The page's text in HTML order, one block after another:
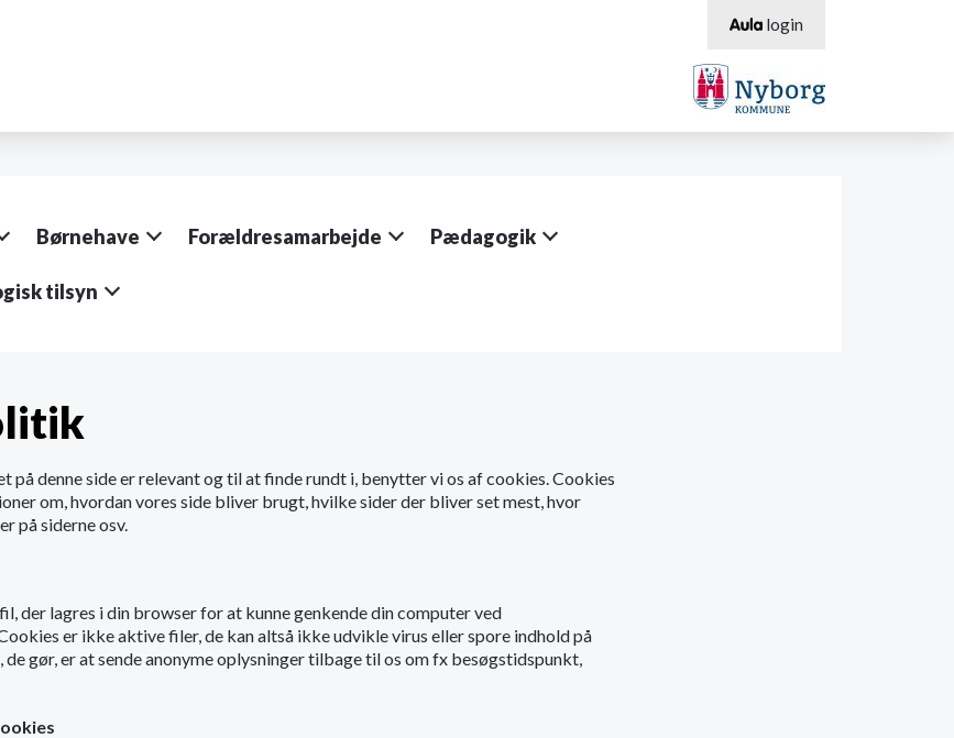
login
Børnehave Forældresamarbejde Pædagogik
tilsyn
på denne side er relevant og til at finde rundt i, benytter vi os af cookies. Cookies
om, hvordan vores side bliver brugt, hvilke sider der bliver set mest, hvor
på siderne osv.
der lagres i din browser for at kunne genkende din computer ved
er ikke aktive filer, de kan altså ikke udvikle virus eller spore indhold på
de gør, er at sende anonyme oplysninger tilbage til os om fx besøgstidspunkt,